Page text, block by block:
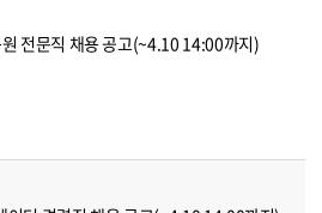
전문직 채용 공고(~4.10 14:00까지)